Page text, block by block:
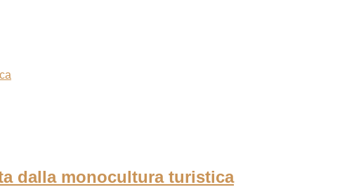
dalla monocultura turistica